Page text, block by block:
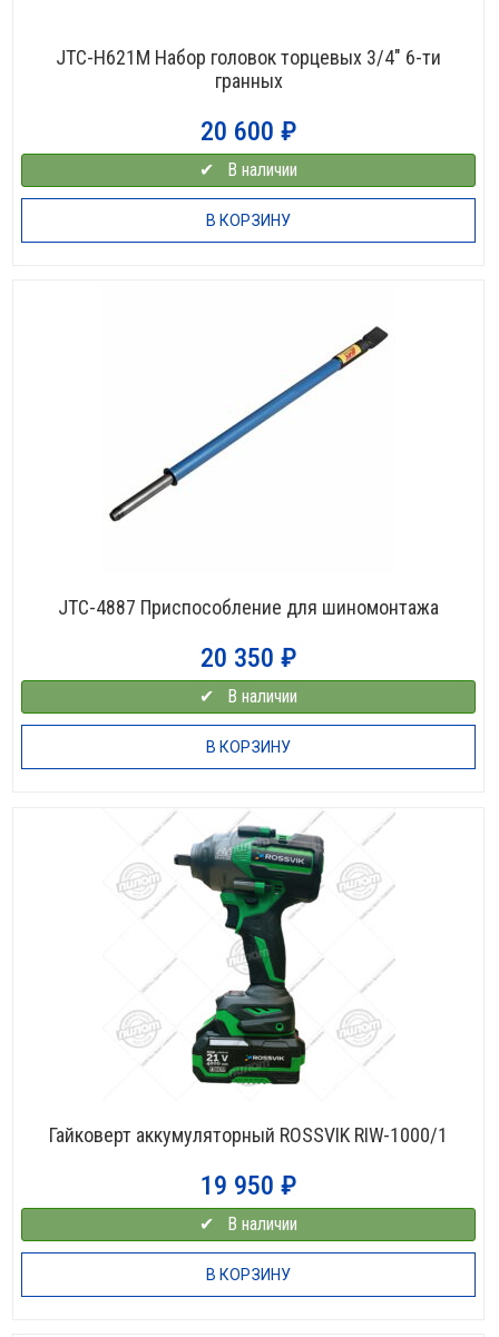
JTC-H621M Набор головок торцевых 3/4″ 6-ти
гранных
20 600 ₽
✔⠀В наличии
В КОРЗИНУ
JTC-4887 Приспособление для шиномонтажа
20 350 ₽
✔⠀В наличии
В КОРЗИНУ
Гайковерт аккумуляторный ROSSVIK RIW-1000/1
19 950 ₽
✔⠀В наличии
В КОРЗИНУ